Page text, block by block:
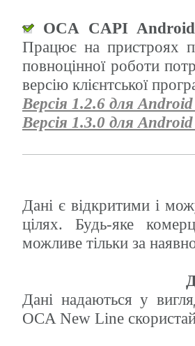
OCA CAPI Android
Працює на пристроях
повноцінної роботи
версію клієнтської
Версія 1.2.6 для
Версія 1.3.0 для
Дані є відкритими і
цілях. Будь-яке
можливе тільки за
Дані надаються у
OCA New Line